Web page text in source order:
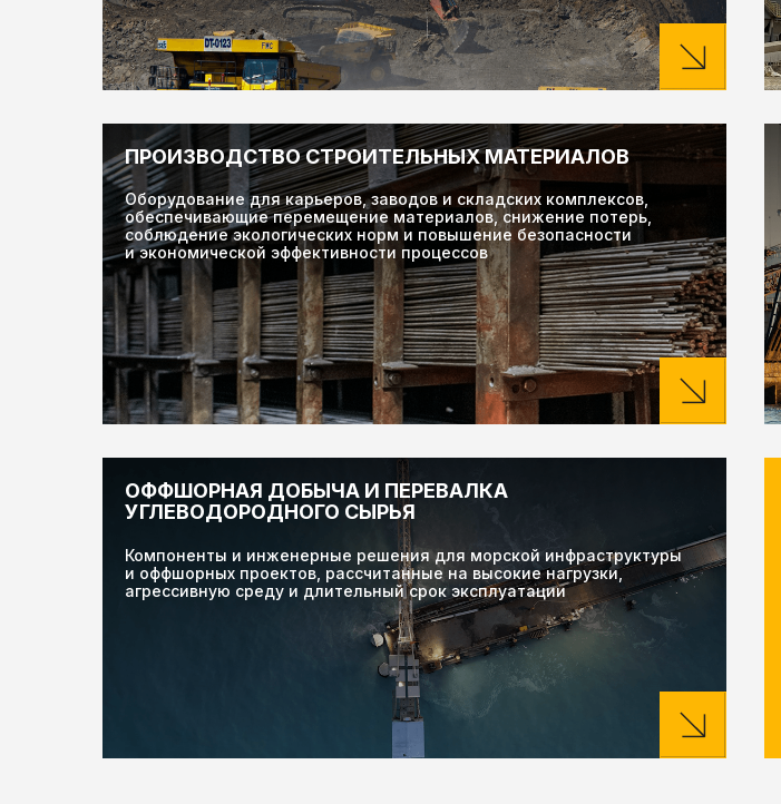
Оборудование для карьеров, заводов и складских комплексов,
обеспечивающие перемещение материалов, снижение потерь,
соблюдение экологических норм и повышение безопасности
и экономической эффективности процессов
ПРОИЗВОДСТВО СТРОИТЕЛЬНЫХ МАТЕРИАЛОВ
Компоненты и инженерные решения для морской инфраструктуры
и оффшорных проектов, рассчитанные на высокие нагрузки,
агрессивную среду и длительный срок эксплуатации
ОФФШОРНАЯ ДОБЫЧА И ПЕРЕВАЛКА
УГЛЕВОДОРОДНОГО СЫРЬЯ